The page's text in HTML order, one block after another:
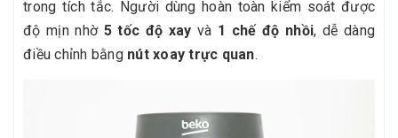
trong tích tắc. Người dùng hoàn toàn kiểm soát được
độ mịn nhờ 5 tốc độ xay và 1 chế độ nhồi, dễ dàng
điều chỉnh bằng nút xoay trực quan.